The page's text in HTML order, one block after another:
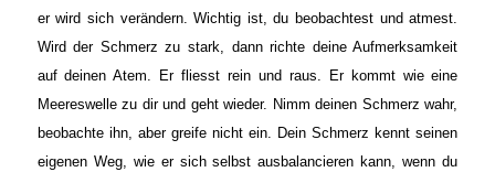
er wird sich verändern. Wichtig ist, du beobachtest und atmest.
Wird der Schmerz zu stark, dann richte deine Aufmerksamkeit
auf deinen Atem. Er fliesst rein und raus. Er kommt wie eine
Meereswelle zu dir und geht wieder. Nimm deinen Schmerz wahr,
beobachte ihn, aber greife nicht ein. Dein Schmerz kennt seinen
eigenen Weg, wie er sich selbst ausbalancieren kann, wenn du